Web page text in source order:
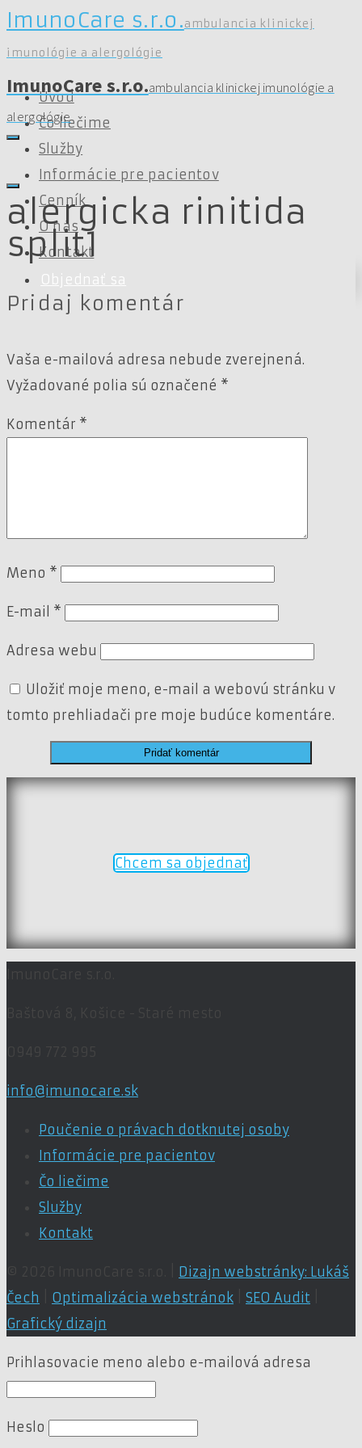
ImunoCare s.r.o.ambulancia klinickej
imunológie a alergológie
Úvod
Čo liečime
Služby
Informácie pre pacientov
Cenník
O nás
Kontakt
Objednať sa
ImunoCare s.r.o.ambulancia klinickej imunológie a
alergológie
alergicka rinitida
split1
Pridaj komentár
Vaša e-mailová adresa nebude zverejnená.
Vyžadované polia sú označené *
Komentár *
Meno *
E-mail *
Adresa webu
Uložiť moje meno, e-mail a webovú stránku v
tomto prehliadači pre moje budúce komentáre.
Chcem sa objednať
info@imunocare.sk
Poučenie o právach dotknutej osoby
Informácie pre pacientov
Čo liečime
Služby
Kontakt
Dizajn webstránky: Lukáš
Čech
Optimalizácia webstránok SEO Audit
Grafický dizajn
Prihlasovacie meno alebo e-mailová adresa
Heslo